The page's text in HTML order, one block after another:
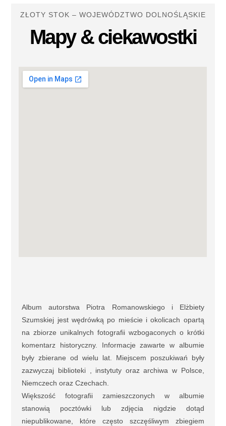
ZŁOTY STOK – WOJEWÓDZTWO DOLNOŚLĄSKIE
Mapy & ciekawostki
Album autorstwa Piotra Romanowskiego i Elżbiety
Szumskiej jest wędrówką po mieście i okolicach opartą
na zbiorze unikalnych fotografii wzbogaconych o krótki
komentarz historyczny. Informacje zawarte w albumie
były zbierane od wielu lat. Miejscem poszukiwań były
zazwyczaj biblioteki , instytuty oraz archiwa w Polsce,
Niemczech oraz Czechach.
Większość fotografii zamieszczonych w albumie
stanowią pocztówki lub zdjęcia nigdzie dotąd
niepublikowane, które często szczęśliwym zbiegiem